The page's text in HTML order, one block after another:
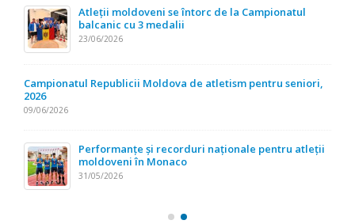
Atleții moldoveni se întorc de la Campionatul
balcanic cu 3 medalii
23/06/2026
Campionatul Republicii Moldova de atletism pentru seniori,
2026
09/06/2026
Performanțe și recorduri naționale pentru atleții
moldoveni în Monaco
31/05/2026